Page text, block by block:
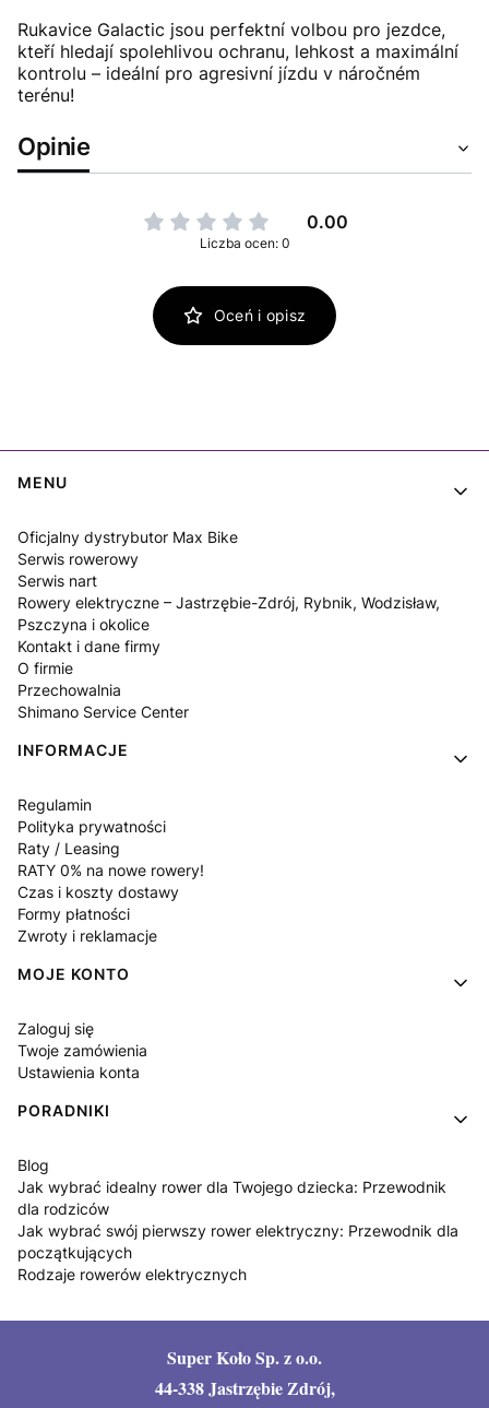
Rukavice Galactic jsou perfektní volbou pro jezdce,
kteří hledají spolehlivou ochranu, lehkost a maximální
kontrolu – ideální pro agresivní jízdu v náročném
terénu!
Opinie
0.00
Liczba ocen: 0
Oceń i opisz
Linki w stopce
MENU
Oficjalny dystrybutor Max Bike
Serwis rowerowy
Serwis nart
Rowery elektryczne – Jastrzębie-Zdrój, Rybnik, Wodzisław,
Pszczyna i okolice
Kontakt i dane firmy
O firmie
Przechowalnia
Shimano Service Center
INFORMACJE
Regulamin
Polityka prywatności
Raty / Leasing
RATY 0% na nowe rowery!
Czas i koszty dostawy
Formy płatności
Zwroty i reklamacje
MOJE KONTO
Zaloguj się
Twoje zamówienia
Ustawienia konta
PORADNIKI
Blog
Jak wybrać idealny rower dla Twojego dziecka: Przewodnik
dla rodziców
Jak wybrać swój pierwszy rower elektryczny: Przewodnik dla
początkujących
Rodzaje rowerów elektrycznych
Super Koło Sp. z o.o.
44-338 Jastrzębie Zdrój,